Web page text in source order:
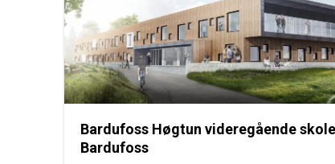
Bardufoss Høgtun videregående
Bardufoss